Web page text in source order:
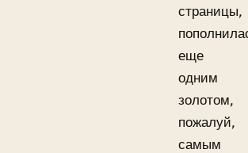
страницы,
еще
одним
золотом,
пожалуй,
самым